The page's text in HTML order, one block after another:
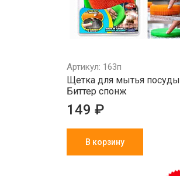
Артикул: 163п
Щетка для мытья посуды
Биттер спонж
149 ₽
В корзину